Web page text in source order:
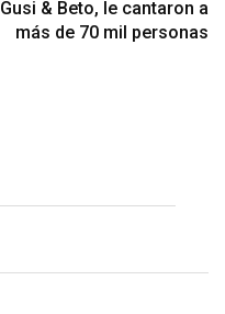
Gusi & Beto, le cantaron a
más de 70 mil personas